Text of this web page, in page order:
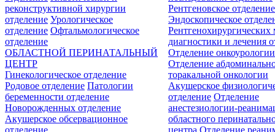
реконструктивной хирургии
отделение Урологическое
отделение Офтальмологическое
отделение
Рентгеновское отделение
Эндоскопическое
Рентгенохирургических
диагностики и лечения
Отделение онкоурологии
Отделение
торакальной онкологии
ОБЛАСТНОЙ ПЕРИНАТАЛЬНЫЙ
ЦЕНТР
Гинекологическое отделение
Родовое отделение Патологии
беременности отделение
Новорожденных отделение
Акушерское обсервационное
отделение
Акушерское
отделение Отделение
анестезиологии-
областного
центра Отделение